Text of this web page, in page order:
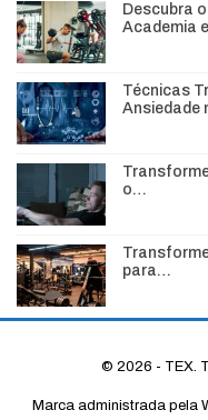
Descubra
Academia
Técnicas
Ansiedade
o…
para…
© 2026 - TEX.
Marca administrada pela